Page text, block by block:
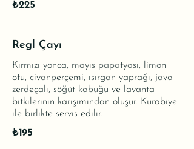
₺225
Regl Çayı
Kırmızı yonca, mayıs papatyası, limon
otu, civanperçemi, ısırgan yaprağı, java
zerdeçalı, söğüt kabuğu ve lavanta
bitkilerinin karışımından oluşur. Kurabiye
ile birlikte servis edilir.
₺195